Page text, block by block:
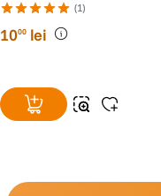
(1)
1000 lei